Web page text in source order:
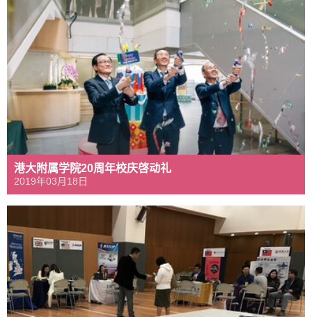
港大附属学院20周年校庆啓动礼
2019年03月18日